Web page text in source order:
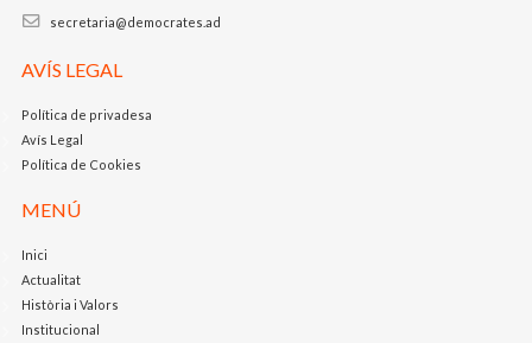
secretaria@democrates.ad
AVÍS LEGAL
Política de privadesa
Avís Legal
Política de Cookies
MENÚ
Inici
Actualitat
Història i Valors
Institucional